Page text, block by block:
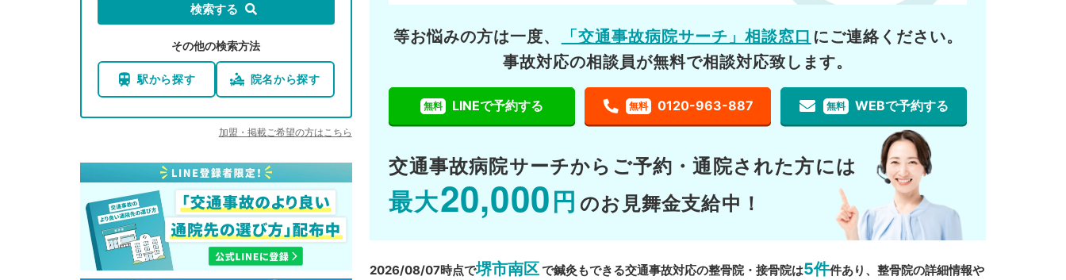
検索する
その他の検索方法
駅から探す 院名から探す
加盟・掲載ご希望の方はこちら
等お悩みの方は一度、 「交通事故病院サーチ」相談窓口 にご連絡ください。
事故対応の相談員が無料で相談対応致します。
無料 LINEで予約する 無料 0120-963-887 無料 WEBで予約する
交通事故病院サーチから ご予約・通院された方には
最大20,000 円 のお見舞金支給中！
2026/08/07時点で堺市南区で鍼灸もできる交通事故対応の整骨院・接骨院は5件件あり、整骨院の詳細情報や